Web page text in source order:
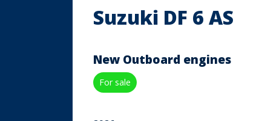
Suzuki DF 6 AS
New Outboard engines
For sale